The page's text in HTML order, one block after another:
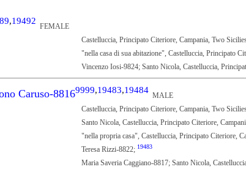
,19492
FEMALE
Castelluccia, Principato Citeriore, Campania, Two
"nella casa di sua abitazione", Castelluccia, Principato
Vincenzo Iosi-9824; Santo Nicola, Castelluccia,
Caruso-88169999,19483,19484
MALE
Castelluccia, Principato Citeriore, Campania, Two
Santo Nicola, Castelluccia, Principato Citeriore,
"nella propria casa", Castelluccia, Principato Citeriore,
Teresa Rizzi-8822; 19483
Maria Saveria Caggiano-8817; Santo Nicola,